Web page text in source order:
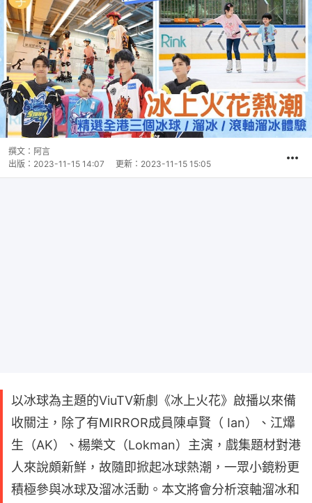
撰文： 阿言
出版： 2023-11-15 14:07 更新： 2023-11-15 15:05
以冰球為主題的ViuTV新劇《冰上火花》啟播以來備
收關注，除了有MIRROR成員陳卓賢（ Ian）、江𤒹
生（AK）、楊樂文（Lokman）主演，戲集題材對港
人來說頗新鮮，故隨即掀起冰球熱潮，一眾小鏡粉更
積極參與冰球及溜冰活動。本文將會分析滾軸溜冰和